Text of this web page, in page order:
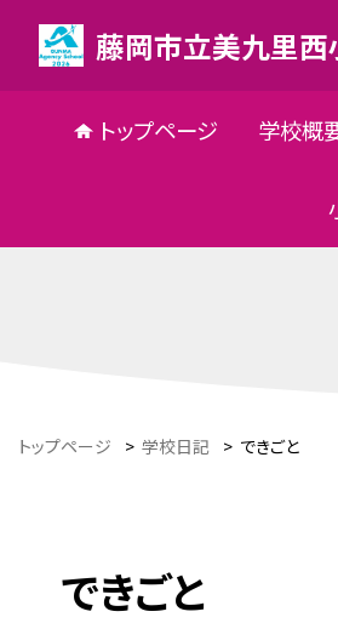
藤岡市立美九里西
トップページ 学校概
トップページ > 学校日記 > できごと
できごと